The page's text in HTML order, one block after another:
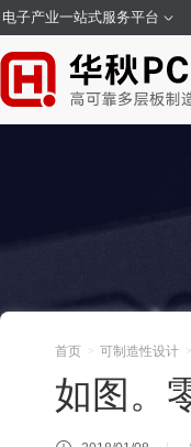
电子产业一站式服务平台
首页 > 可制造性设计 >
如图。